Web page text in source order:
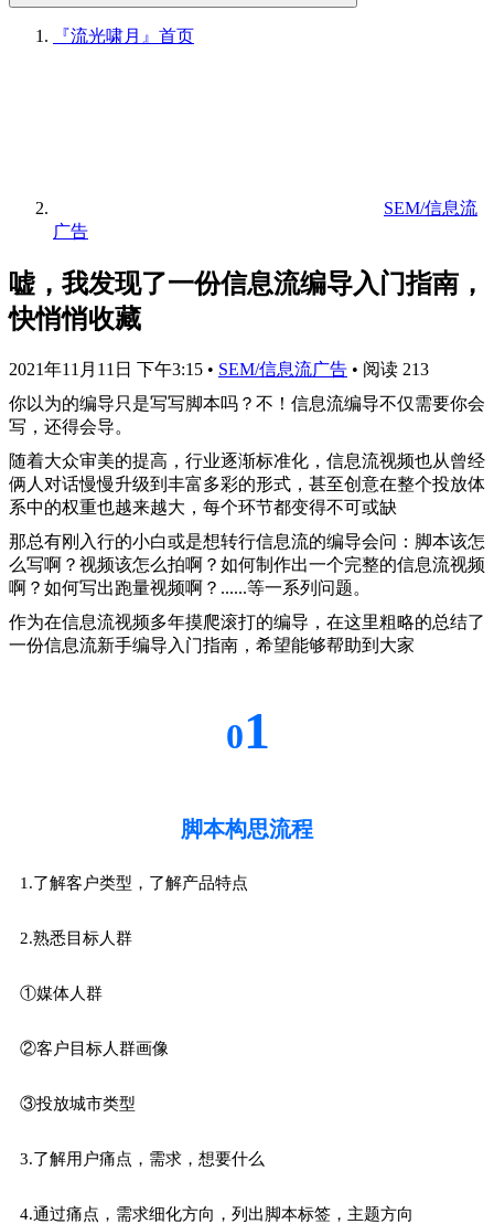
『流光啸月』 首页
SEM/信息流
广告
嘘，我发现了一份信息流编导入门指南，
快悄悄收藏
2021年11月11日 下午3:15 • SEM/信息流广告 • 阅读 213
你以为的编导只是写写脚本吗？不！信息流编导不仅需要你会
写，还得会导。
随着大众审美的提高，行业逐渐标准化，信息流视频也从曾经
俩人对话慢慢升级到丰富多彩的形式，甚至创意在整个投放体
系中的权重也越来越大，每个环节都变得不可或缺
那总有刚入行的小白或是想转行信息流的编导会问：脚本该怎
么写啊？视频该怎么拍啊？如何制作出一个完整的信息流视频
啊？如何写出跑量视频啊？......等一系列问题。
作为在信息流视频多年摸爬滚打的编导，在这里粗略的总结了
一份信息流新手编导入门指南，希望能够帮助到大家
01
脚本构思流程
1.了解客户类型，了解产品特点
2.熟悉目标人群
①媒体人群
②客户目标人群画像
③投放城市类型
3.了解用户痛点，需求，想要什么
4.通过痛点，需求细化方向，列出脚本标签，主题方向